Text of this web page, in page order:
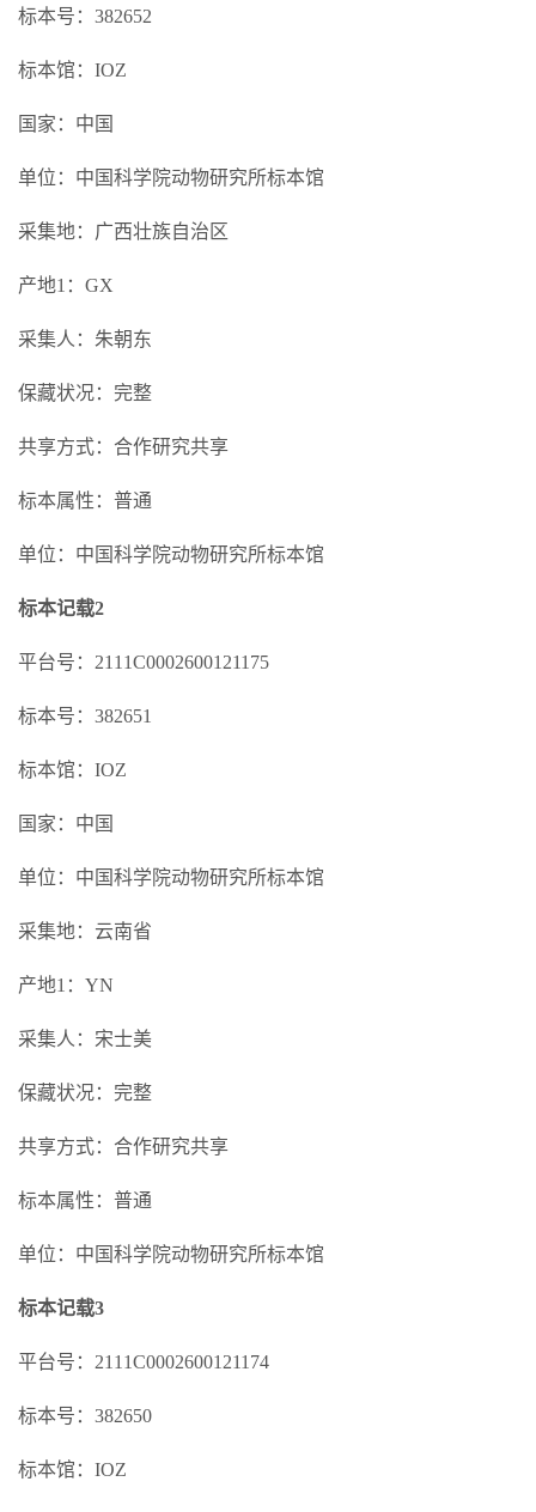
标本号：382652
标本馆：IOZ
国家：中国
单位：中国科学院动物研究所标本馆
采集地：广西壮族自治区
产地1：GX
采集人：朱朝东
保藏状况：完整
共享方式：合作研究共享
标本属性：普通
单位：中国科学院动物研究所标本馆
标本记载2
平台号：2111C0002600121175
标本号：382651
标本馆：IOZ
国家：中国
单位：中国科学院动物研究所标本馆
采集地：云南省
产地1：YN
采集人：宋士美
保藏状况：完整
共享方式：合作研究共享
标本属性：普通
单位：中国科学院动物研究所标本馆
标本记载3
平台号：2111C0002600121174
标本号：382650
标本馆：IOZ